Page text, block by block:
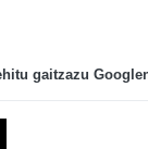
gaitzazu